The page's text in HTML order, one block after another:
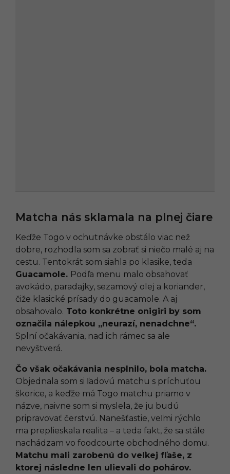
Matcha nás sklamala na plnej čiare
Keďže Togo v ochutnávke obstálo viac než
dobre, rozhodla som sa zobrať si niečo malé aj na
cestu. Tentokrát som siahla po klasike, teda
Guacamole. Podľa menu malo obsahovať
avokádo, paradajky, sezamový olej a koriander,
čiže klasické prísady do guacamole. A aj
obsahovalo. Toto konkrétne onigiri by som
označila nálepkou „neurazí, nenadchne“.
Splní očakávania, nad ich rámec sa ale
nevyštverá.
Čo však očakávania nesplnilo, bola matcha.
Objednala som si ľadovú matchu s príchuťou
škorice, a keďže má Togo matchu priamo v
názve, naivne som si myslela, že ju budú
pripravovať čerstvú. Nanešťastie, veľmi rýchlo
ma preplieskala realita – a teda fakt, že sa stále
nachádzam vo foodcourte obchodného domu.
Matchu mali zarobenú do veľkej fľaše, z
ktorej následne len ulievali do pohárov.